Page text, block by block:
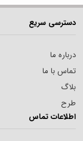
دسترسی سریع
درباره ما
تماس با ما
بلاگ
طرح
اطلاعات تماس